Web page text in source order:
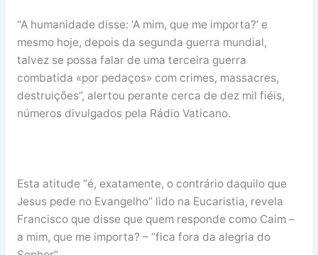
“A humanidade disse: ‘A mim, que me importa?’ e
mesmo hoje, depois da segunda guerra mundial,
talvez se possa falar de uma terceira guerra
combatida «por pedaços» com crimes, massacres,
destruições”, alertou perante cerca de dez mil fiéis,
números divulgados pela Rádio Vaticano.
Esta atitude “é, exatamente, o contrário daquilo que
Jesus pede no Evangelho” lido na Eucaristia, revela
Francisco que disse que quem responde como Caim –
a mim, que me importa? – “fica fora da alegria do